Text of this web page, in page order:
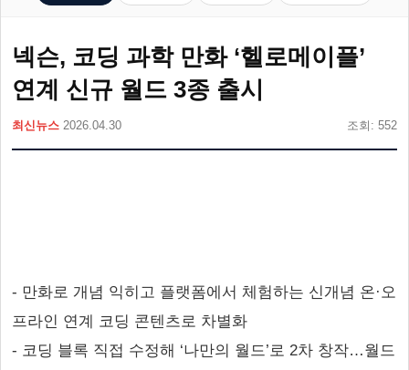
넥슨, 코딩 과학 만화 ‘헬로메이플’
연계 신규 월드 3종 출시
최신뉴스 2026.04.30 조회: 552
- 만화로 개념 익히고 플랫폼에서 체험하는 신개념 온·오
프라인 연계 코딩 콘텐츠로 차별화
- 코딩 블록 직접 수정해 ‘나만의 월드’로 2차 창작…월드